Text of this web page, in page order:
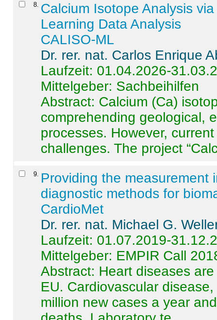
8 Calcium Isotope Analysis
Learning Data Analysis
CALISO-ML
Dr. rer. nat. Carlos Enrique
Laufzeit: 01.04.2026-
Mittelgeber: Sachbeihilfen
Abstract: Calcium (Ca)
comprehending geological,
processes. However,
challenges. The project
9
Providing the measurement
diagnostic methods for
CardioMet
Dr. rer. nat. Michael G.
Laufzeit: 01.07.2019-
Mittelgeber: EMPIR Call
Abstract: Heart diseases
EU. Cardiovascular
million new cases a year